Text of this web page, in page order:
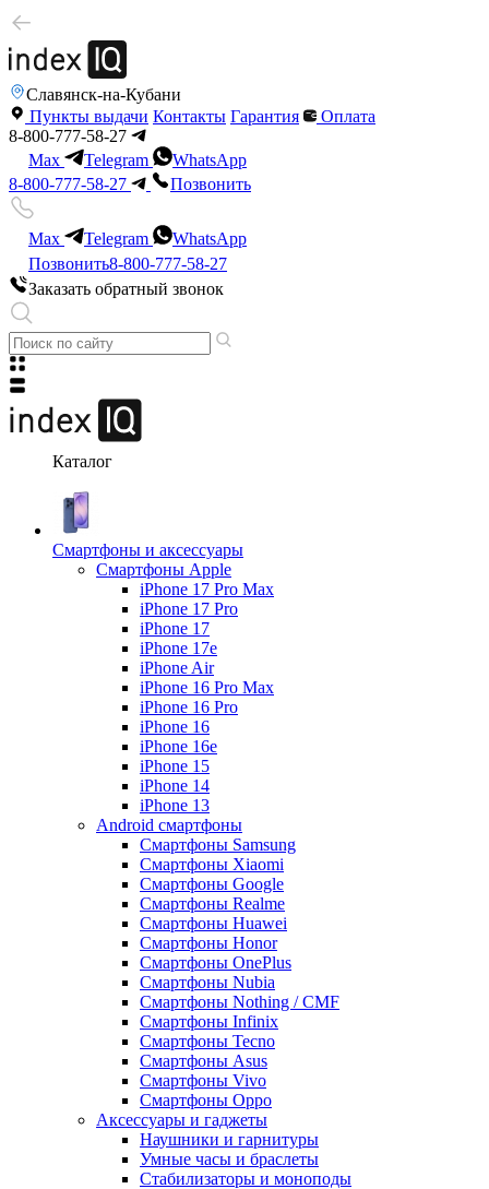
Славянск-на-Кубани
Пункты выдачи Контакты Гарантия
Оплата
8-800-777-58-27
Max
Telegram
WhatsApp
8-800-777-58-27
Позвонить
Max Telegram
WhatsApp
Позвонить8-800-777-58-27
Заказать обратный звонок
Каталог
Смартфоны и аксессуары
Смартфоны Apple
iPhone 17 Pro Max
iPhone 17 Pro
iPhone 17
iPhone 17e
iPhone Air
iPhone 16 Pro Max
iPhone 16 Pro
iPhone 16
iPhone 16e
iPhone 15
iPhone 14
iPhone 13
Android cмартфоны
Смартфоны Samsung
Смартфоны Xiaomi
Смартфоны Google
Смартфоны Realme
Смартфоны Huawei
Смартфоны Honor
Смартфоны OnePlus
Смартфоны Nubia
Смартфоны Nothing / CMF
Смартфоны Infinix
Смартфоны Tecno
Смартфоны Asus
Смартфоны Vivo
Смартфоны Oppo
Аксессуары и гаджеты
Наушники и гарнитуры
Умные часы и браслеты
Стабилизаторы и моноподы